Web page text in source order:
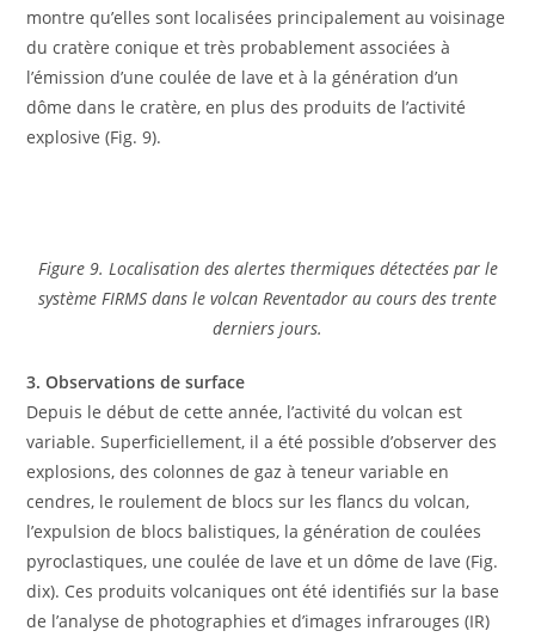
montre qu’elles sont localisées principalement au voisinage
du cratère conique et très probablement associées à
l’émission d’une coulée de lave et à la génération d’un
dôme dans le cratère, en plus des produits de l’activité
explosive (Fig. 9).
Figure 9. Localisation des alertes thermiques détectées par le
système FIRMS dans le volcan Reventador au cours des trente
derniers jours.
3. Observations de surface
Depuis le début de cette année, l’activité du volcan est
variable. Superficiellement, il a été possible d’observer des
explosions, des colonnes de gaz à teneur variable en
cendres, le roulement de blocs sur les flancs du volcan,
l’expulsion de blocs balistiques, la génération de coulées
pyroclastiques, une coulée de lave et un dôme de lave (Fig.
dix). Ces produits volcaniques ont été identifiés sur la base
de l’analyse de photographies et d’images infrarouges (IR)